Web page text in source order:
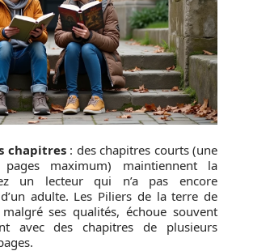
chapitres: des chapitres courts (une
maximum) maintiennent la
un lecteur qui n’a pas encore
d’un adulte. Les Piliers de la terre de
ses qualités, échoue souvent
avec des chapitres de plusieurs